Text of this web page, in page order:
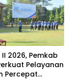
2026, Pemkab
Pelayanan
Percepat